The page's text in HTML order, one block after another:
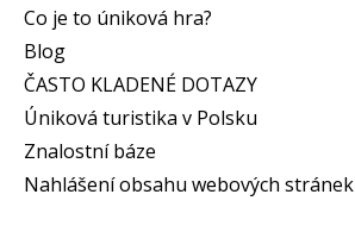
Co je to úniková hra?
Blog
ČASTO KLADENÉ DOTAZY
Úniková turistika v Polsku
Znalostní báze
Nahlášení obsahu webových stránek